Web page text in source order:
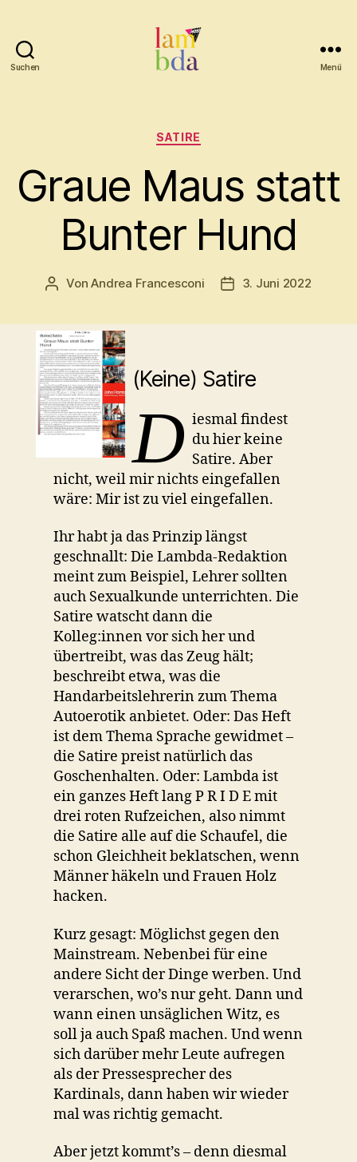
Suchen Menü
Kategorien
SATIRE
Graue Maus statt
Bunter Hund
Beitragsautor
VonAndrea Francesconi Beitragsdatum
3. Juni 2022
(Keine) Satire
D iesmal findest
du hier keine
Satire. Aber
nicht, weil mir nichts eingefallen
wäre: Mir ist zu viel eingefallen.
Ihr habt ja das Prinzip längst
geschnallt: Die Lambda-Redaktion
meint zum Beispiel, Lehrer sollten
auch Sexualkunde unterrichten. Die
Satire watscht dann die
Kolleg:innen vor sich her und
übertreibt, was das Zeug hält;
beschreibt etwa, was die
Handarbeitslehrerin zum Thema
Autoerotik anbietet. Oder: Das Heft
ist dem Thema Sprache gewidmet –
die Satire preist natürlich das
Goschenhalten. Oder: Lambda ist
ein ganzes Heft lang P R I D E mit
drei roten Rufzeichen, also nimmt
die Satire alle auf die Schaufel, die
schon Gleichheit beklatschen, wenn
Männer häkeln und Frauen Holz
hacken.
Kurz gesagt: Möglichst gegen den
Mainstream. Nebenbei für eine
andere Sicht der Dinge werben. Und
verarschen, wo’s nur geht. Dann und
wann einen unsäglichen Witz, es
soll ja auch Spaß machen. Und wenn
sich darüber mehr Leute aufregen
als der Pressesprecher des
Kardinals, dann haben wir wieder
mal was richtig gemacht.
Aber jetzt kommt’s – denn diesmal